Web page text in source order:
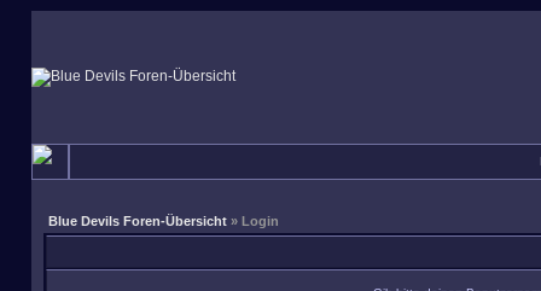
Blue Devils Foren-Übersicht » Login